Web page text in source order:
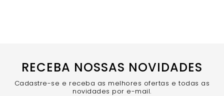
RECEBA NOSSAS NOVIDADES
Cadastre-se e receba as melhores ofertas e todas as
novidades por e-mail.